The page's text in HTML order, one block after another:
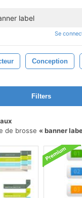
Se
Conception
Filters
de brosse
banner